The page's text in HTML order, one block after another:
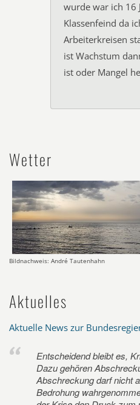
wurde war ich 16
Klassenfeind da
Arbeiterkreisen
ist Wachstum
ist oder Mangel
Wetter
Bildnachweis: André Tautenhahn
Aktuelles
Aktuelle News zur
Entscheidend bleibt es,
Dazu gehören
Abschreckung darf nicht
Bedrohung